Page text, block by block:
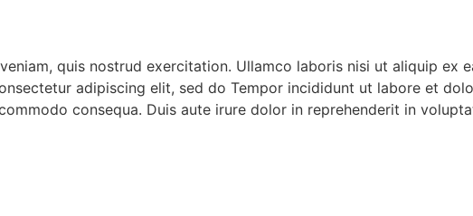
quis nostrud exercitation. Ullamco laboris nisi ut aliquip ex
adipiscing elit, sed do Tempor incididunt ut labore et
consequa. Duis aute irure dolor in reprehenderit in